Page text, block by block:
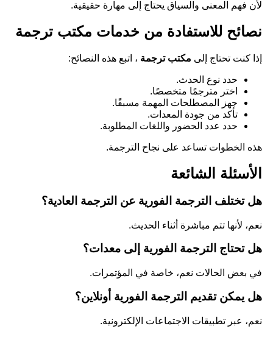
لأن فهم المعنى والسياق يحتاج إلى مهارة حقيقية.
نصائح للاستفادة من خدمات مكتب ترجمة
إذا كنت تحتاج إلى مكتب ترجمة ، اتبع هذه النصائح:
حدد نوع الحدث.
اختر مترجمًا متخصصًا.
جهز المصطلحات المهمة مسبقًا.
تأكد من جودة المعدات.
حدد عدد الحضور واللغات المطلوبة.
هذه الخطوات تساعد على نجاح الترجمة.
الأسئلة الشائعة
هل تختلف الترجمة الفورية عن الترجمة العادية؟
نعم، لأنها تتم مباشرة أثناء الحديث.
هل تحتاج الترجمة الفورية إلى معدات؟
في بعض الحالات نعم، خاصة في المؤتمرات.
هل يمكن تقديم الترجمة الفورية أونلاين؟
نعم، عبر تطبيقات الاجتماعات الإلكترونية.